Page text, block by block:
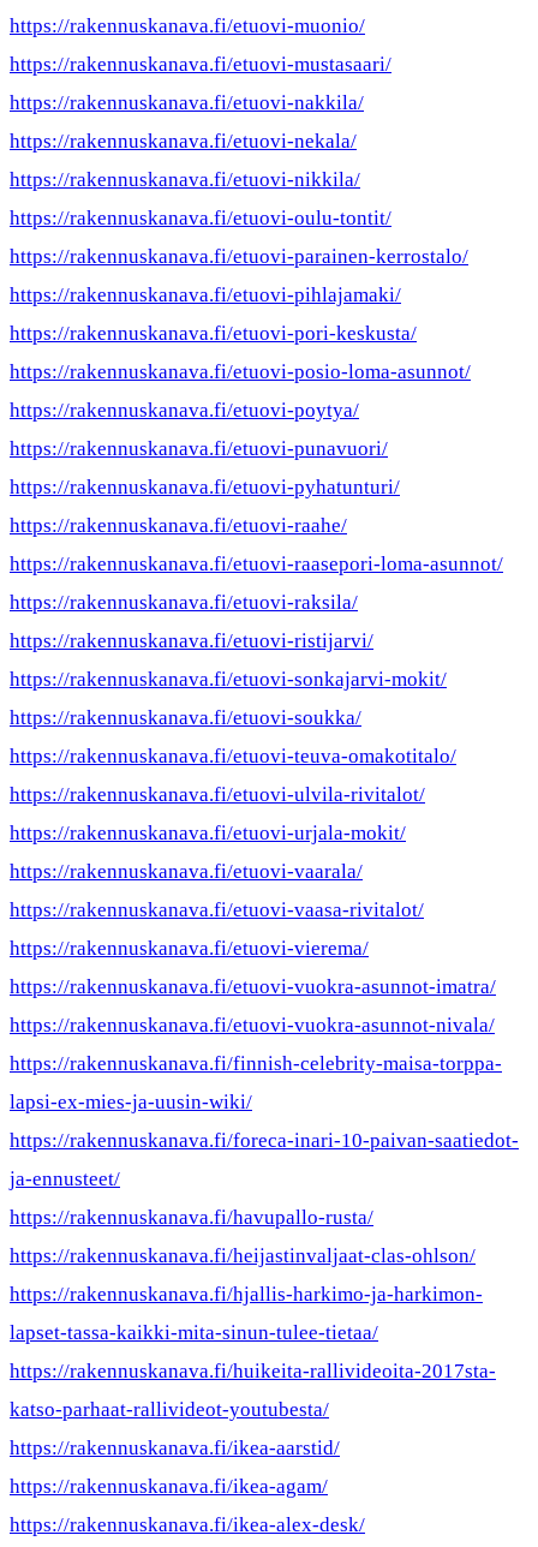
https://rakennuskanava.fi/etuovi-muonio/
https://rakennuskanava.fi/etuovi-mustasaari/
https://rakennuskanava.fi/etuovi-nakkila/
https://rakennuskanava.fi/etuovi-nekala/
https://rakennuskanava.fi/etuovi-nikkila/
https://rakennuskanava.fi/etuovi-oulu-tontit/
https://rakennuskanava.fi/etuovi-parainen-kerrostalo/
https://rakennuskanava.fi/etuovi-pihlajamaki/
https://rakennuskanava.fi/etuovi-pori-keskusta/
https://rakennuskanava.fi/etuovi-posio-loma-asunnot/
https://rakennuskanava.fi/etuovi-poytya/
https://rakennuskanava.fi/etuovi-punavuori/
https://rakennuskanava.fi/etuovi-pyhatunturi/
https://rakennuskanava.fi/etuovi-raahe/
https://rakennuskanava.fi/etuovi-raasepori-loma-asunnot/
https://rakennuskanava.fi/etuovi-raksila/
https://rakennuskanava.fi/etuovi-ristijarvi/
https://rakennuskanava.fi/etuovi-sonkajarvi-mokit/
https://rakennuskanava.fi/etuovi-soukka/
https://rakennuskanava.fi/etuovi-teuva-omakotitalo/
https://rakennuskanava.fi/etuovi-ulvila-rivitalot/
https://rakennuskanava.fi/etuovi-urjala-mokit/
https://rakennuskanava.fi/etuovi-vaarala/
https://rakennuskanava.fi/etuovi-vaasa-rivitalot/
https://rakennuskanava.fi/etuovi-vierema/
https://rakennuskanava.fi/etuovi-vuokra-asunnot-imatra/
https://rakennuskanava.fi/etuovi-vuokra-asunnot-nivala/
https://rakennuskanava.fi/finnish-celebrity-maisa-torppa-
lapsi-ex-mies-ja-uusin-wiki/
https://rakennuskanava.fi/foreca-inari-10-paivan-saatiedot-
ja-ennusteet/
https://rakennuskanava.fi/havupallo-rusta/
https://rakennuskanava.fi/heijastinvaljaat-clas-ohlson/
https://rakennuskanava.fi/hjallis-harkimo-ja-harkimon-
lapset-tassa-kaikki-mita-sinun-tulee-tietaa/
https://rakennuskanava.fi/huikeita-rallivideoita-2017sta-
katso-parhaat-rallivideot-youtubesta/
https://rakennuskanava.fi/ikea-aarstid/
https://rakennuskanava.fi/ikea-agam/
https://rakennuskanava.fi/ikea-alex-desk/